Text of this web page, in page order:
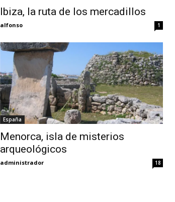
My
Eyes
Ibiza, la ruta de los mercadillos
alfonso 1
España
Menorca, isla de misterios
arqueológicos
administrador 18